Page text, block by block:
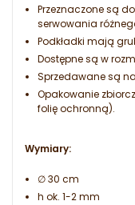
Przeznaczone są
serwowania
Podkładki mają
Dostępne są w
Sprzedawane są
Opakowanie
folię ochronną).
Wymiary:
∅ 30 cm
h ok. 1-2 mm